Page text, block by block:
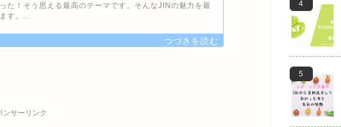
た！そう思える最高のテーマです。そんなJINの魅力を最
す。...
ンサーリンク